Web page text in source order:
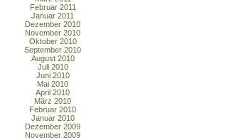
Februar 2011
Januar 2011
Dezember 2010
November 2010
Oktober 2010
September 2010
August 2010
Juli 2010
Juni 2010
Mai 2010
April 2010
März 2010
Februar 2010
Januar 2010
Dezember 2009
November 2009